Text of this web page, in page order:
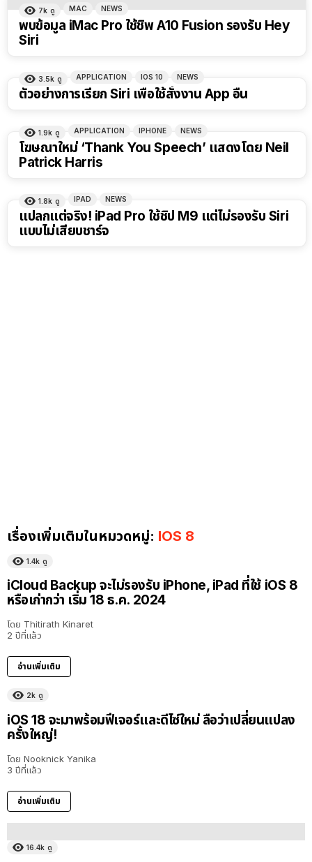
7k ดู MAC NEWS
พบข้อมูล iMac Pro ใช้ชิพ A10 Fusion รองรับ Hey
Siri
3.5k ดู APPLICATION IOS 10 NEWS
ตัวอย่างการเรียก Siri เพื่อใช้สั่งงาน App อื่น
1.9k ดู APPLICATION IPHONE NEWS
โฆษณาใหม่ ‘Thank You Speech’ แสดงโดย Neil
Patrick Harris
1.8k ดู IPAD NEWS
แปลกแต่จริง! iPad Pro ใช้ชิป M9 แต่ไม่รองรับ Siri
แบบไม่เสียบชาร์จ
เรื่องเพิ่มเติมในหมวดหมู่: IOS 8
1.4k ดู
iCloud Backup จะไม่รองรับ iPhone, iPad ที่ใช้ iOS 8
หรือเก่ากว่า เริ่ม 18 ธ.ค. 2024
โดย Thitirath Kinaret
2 ปีที่แล้ว
อ่านเพิ่มเติม
2k ดู
iOS 18 จะมาพร้อมฟีเจอร์และดีไซ์ใหม่ ลือว่าเปลี่ยนแปลง
ครั้งใหญ่!
โดย Nooknick Yanika
3 ปีที่แล้ว
อ่านเพิ่มเติม
16.4k ดู